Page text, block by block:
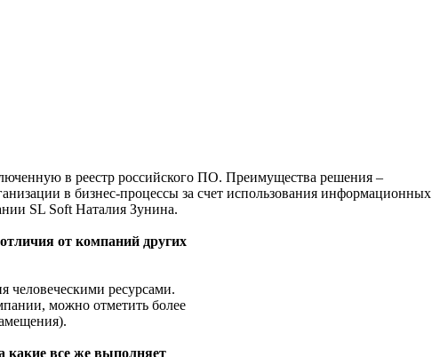
в реестр российского ПО. Преимущества решения –
в бизнес-процессы за счет использования информационных
SL Soft Наталия Зунина.
от компаний других
человеческими ресурсами.
можно отметить более
какие все же выполняет